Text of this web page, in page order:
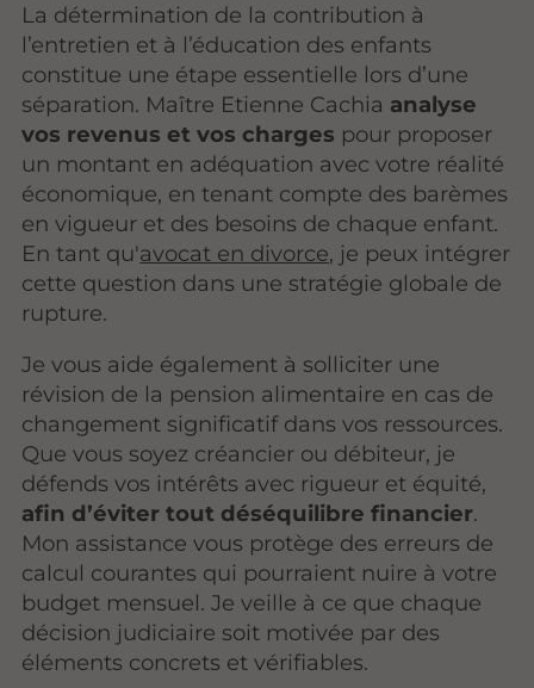
La détermination de la contribution à
l’entretien et à l’éducation des enfants
constitue une étape essentielle lors d’une
séparation. Maître Etienne Cachia analyse
vos revenus et vos charges pour proposer
un montant en adéquation avec votre réalité
économique, en tenant compte des barèmes
en vigueur et des besoins de chaque enfant.
En tant qu'avocat en divorce, je peux intégrer
cette question dans une stratégie globale de
rupture.
Je vous aide également à solliciter une
révision de la pension alimentaire en cas de
changement significatif dans vos ressources.
Que vous soyez créancier ou débiteur, je
défends vos intérêts avec rigueur et équité,
afin d’éviter tout déséquilibre financier.
Mon assistance vous protège des erreurs de
calcul courantes qui pourraient nuire à votre
budget mensuel. Je veille à ce que chaque
décision judiciaire soit motivée par des
éléments concrets et vérifiables.